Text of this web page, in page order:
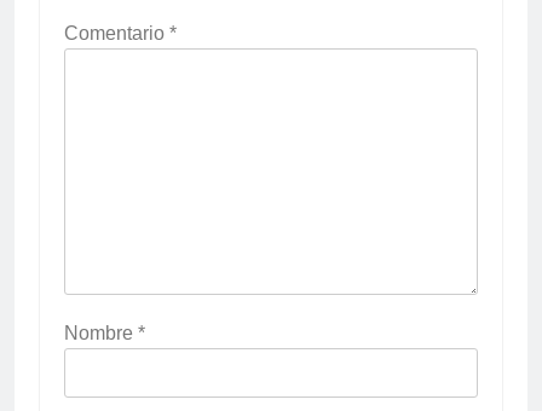
Comentario *
Nombre *